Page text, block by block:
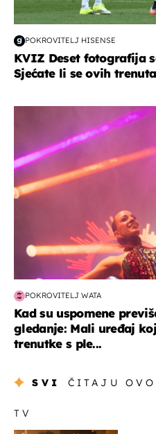
POKROVITELJ HISENSE
KVIZ Deset fotografija
Sjećate li se ovih
POKROVITELJ WATA
Kad su uspomene
gledanje: Mali uređaj
trenutke s ple...
SVI ČITAJU OVO
TV